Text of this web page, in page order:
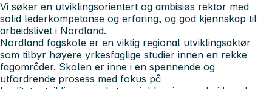
Vi søker en utviklingsorientert og ambisiøs rektor med
solid lederkompetanse og erfaring, og god kjennskap til
arbeidslivet i Nordland.
Nordland fagskole er en viktig regional utviklingsaktør
som tilbyr høyere yrkesfaglige studier innen en rekke
fagområder. Skolen er inne i en spennende og
utfordrende prosess med fokus på